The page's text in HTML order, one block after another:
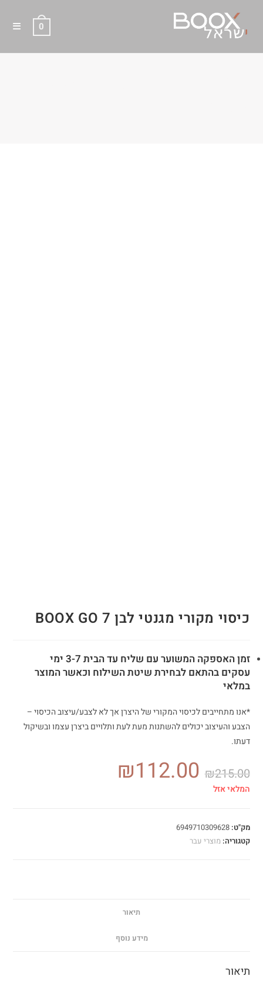
0
כיסוי מקורי מגנטי לבן BOOX GO 7
זמן האספקה המשוער עם שליח עד הבית 3-7 ימי
עסקים בהתאם לבחירת שיטת השילוח וכאשר המוצר
במלאי
*אנו מתחייבים לכיסוי המקורי של היצרן אך לא לצבע/עיצוב הכיסוי–
הצבע והעיצוב יכולים להשתנות מעת לעת ותלויים ביצרן עצמו ובשיקול
דעתו.
₪215.00
₪112.00
המלאי אזל
מק"ט:6949710309628
קטגוריה:מוצרי עבר
תיאור
מידע נוסף
תיאור